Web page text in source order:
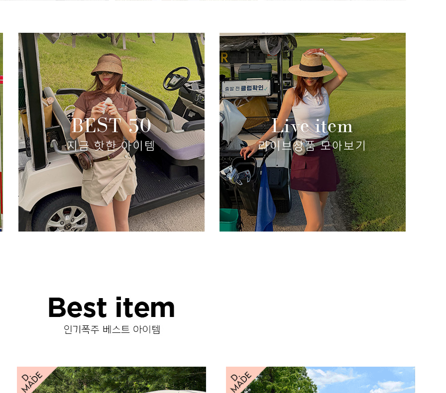
셔링 레이어 스커트 셋업(리뷰 : 6)
77,000원 46,200원
size(S,M,L)
쿨 엠보 메쉬 카라티(리뷰 : 35)
58,000원 49,300원
size(S,M,L,XL)